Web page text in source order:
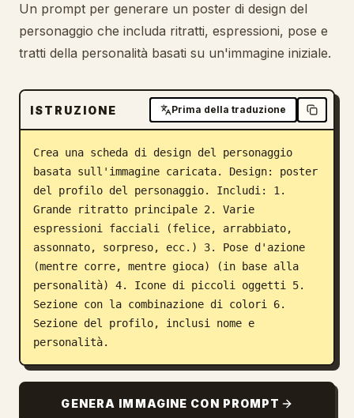
Prompt
Scarica
Blog
Aggiornamenti
Un prompt per generare un poster di design del
personaggio che includa ritratti, espressioni, pose e
tratti della personalità basati su un'immagine iniziale.
ISTRUZIONE Prima della traduzione
Crea una scheda di design del personaggio
basata sull'immagine caricata. Design: poster
del profilo del personaggio. Includi: 1.
Grande ritratto principale 2. Varie
espressioni facciali (felice, arrabbiato,
assonnato, sorpreso, ecc.) 3. Pose d'azione
(mentre corre, mentre gioca) (in base alla
personalità) 4. Icone di piccoli oggetti 5.
Sezione con la combinazione di colori 6.
Sezione del profilo, inclusi nome e
personalità.
GENERA IMMAGINE CON PROMPT